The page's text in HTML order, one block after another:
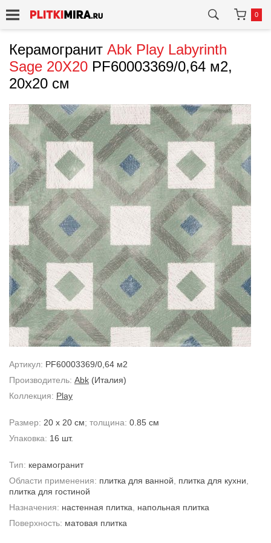
0
Керамогранит Abk Play Labyrinth
Sage 20X20 PF60003369/0,64 м2,
20x20 см
Артикул: PF60003369/0,64 м2
Производитель: Abk (Италия)
Коллекция: Play
Размер: 20 x 20 см; толщина: 0.85 см
Упаковка: 16 шт.
Тип: керамогранит
Области применения: плитка для ванной плитка для кухни
плитка для гостиной
Назначения: настенная плитка
напольная плитка
Поверхность: матовая плитка